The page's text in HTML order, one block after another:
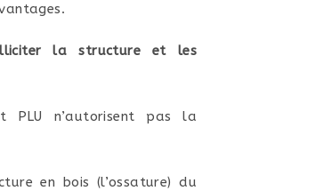
la structure et les
PLU n’autorisent pas la
en bois (l’ossature) du